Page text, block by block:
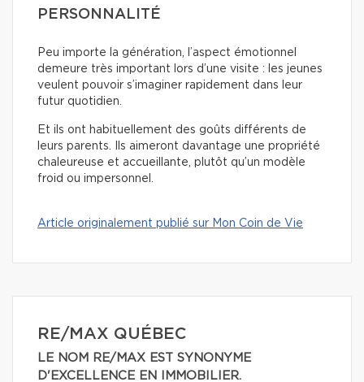
PERSONNALITÉ
Peu importe la génération, l’aspect émotionnel
demeure très important lors d’une visite : les jeunes
veulent pouvoir s’imaginer rapidement dans leur
futur quotidien.
Et ils ont habituellement des goûts différents de
leurs parents. Ils aimeront davantage une propriété
chaleureuse et accueillante, plutôt qu’un modèle
froid ou impersonnel.
Article originalement publié sur Mon Coin de Vie
RE/MAX QUÉBEC
LE NOM RE/MAX EST SYNONYME
D'EXCELLENCE EN IMMOBILIER.